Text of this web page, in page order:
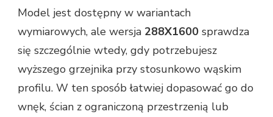
Model jest dostępny w wariantach
wymiarowych, ale wersja 288X1600 sprawdza
się szczególnie wtedy, gdy potrzebujesz
wyższego grzejnika przy stosunkowo wąskim
profilu. W ten sposób łatwiej dopasować go do
wnęk, ścian z ograniczoną przestrzenią lub